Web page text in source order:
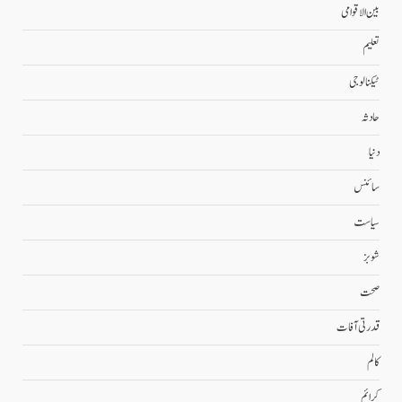
بین الاقوامی
تعلیم
ٹیکنالوجی
حادثہ
دنیا
سائنس
سیاست
شوبز
صحت
قدرتی آفات
کالم
کرائم